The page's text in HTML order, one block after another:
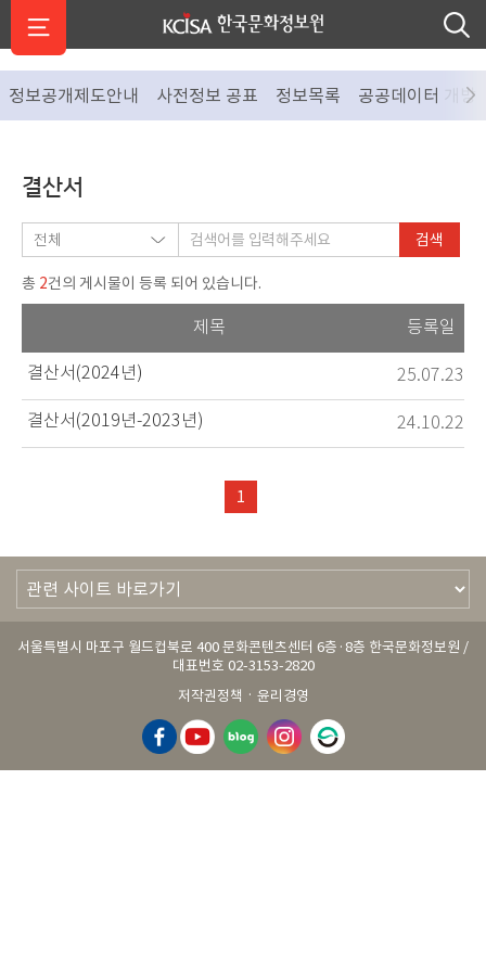
정보공개제도안내 사전정보 공표 정보목록 공공데이터 개방
결산서
검색
총 2건의 게시물이 등록 되어 있습니다.
제목 등록일
결산서(2024년) 25.07.23
결산서(2019년-2023년) 24.10.22
1
서울특별시 마포구 월드컵북로 400 문화콘텐츠센터 6층·8층 한국문화정보원 /
대표번호 02-3153-2820
저작권정책 · 윤리경영